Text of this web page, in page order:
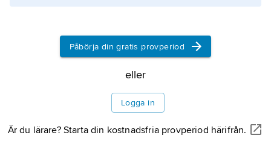
Information om artikeln
Påbörja din gratis provperiod
eller
Logga in
Är du lärare? Starta din kostnadsfria provperiod härifrån.